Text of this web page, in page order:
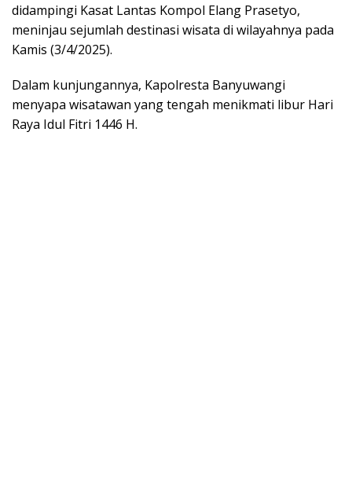
didampingi Kasat Lantas Kompol Elang Prasetyo,
meninjau sejumlah destinasi wisata di wilayahnya pada
Kamis (3/4/2025).
Dalam kunjungannya, Kapolresta Banyuwangi
menyapa wisatawan yang tengah menikmati libur Hari
Raya Idul Fitri 1446 H.